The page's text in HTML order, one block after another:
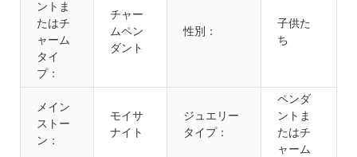
ントま
たはチ
ャーム
タイ
プ：
チャー
ムペン
ダント
性別：
子供た
ち
メイン
ストー
ン：
モイサ
ナイト
ジュエリー
タイプ：
ペンダ
ントま
たはチ
ャーム